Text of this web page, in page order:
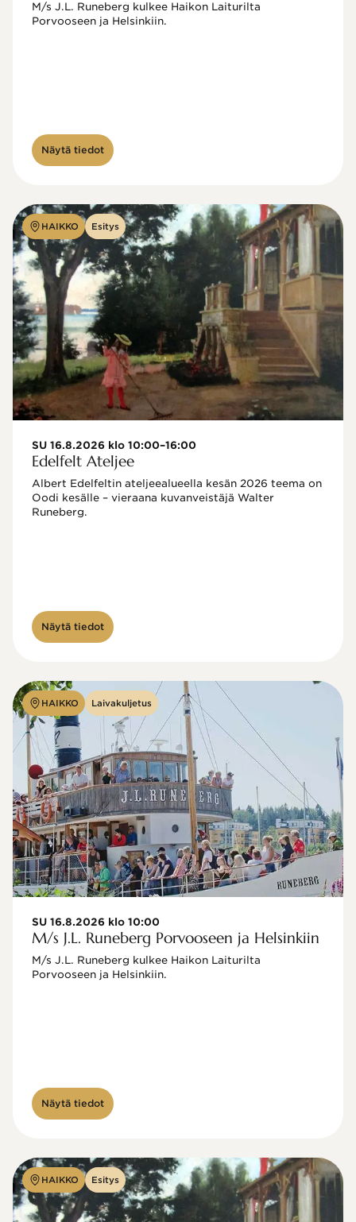
M/s J.L. Runeberg kulkee Haikon Laiturilta
Porvooseen ja Helsinkiin.
Näytä tiedot
HAIKKO Esitys
SU 16.8.2026 klo 10:00–16:00
Edelfelt Ateljee
Albert Edelfeltin ateljeealueella kesän 2026 teema on
Oodi kesälle – vieraana kuvanveistäjä Walter
Näytä tiedot
HAIKKO Laivakuljetus
SU 16.8.2026 klo 10:00
M/s J.L. Runeberg Porvooseen ja Helsinkiin
M/s J.L. Runeberg kulkee Haikon Laiturilta
Porvooseen ja Helsinkiin.
Näytä tiedot
HAIKKO Esitys